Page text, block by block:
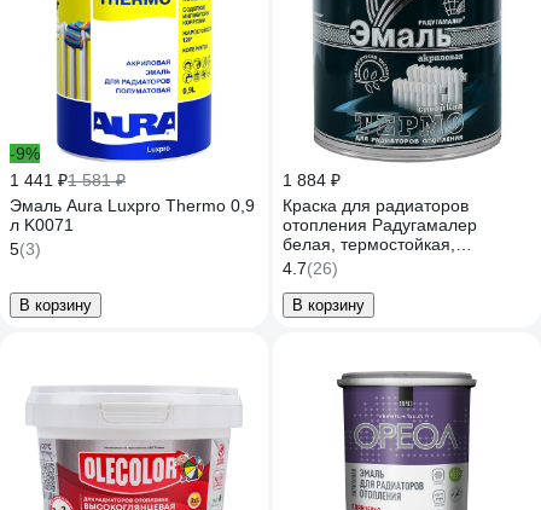
-9%
1 441 ₽1 581 ₽
Эмаль Aura Luxpro Thermo 0,9
л K0071
5(3)
В корзину
1 884 ₽
Краска для радиаторов
отопления Радугамалер
белая, термостойкая,
акриловая, полуглянцевая, 1.9
кг 4640000602383
4.7(26)
В корзину